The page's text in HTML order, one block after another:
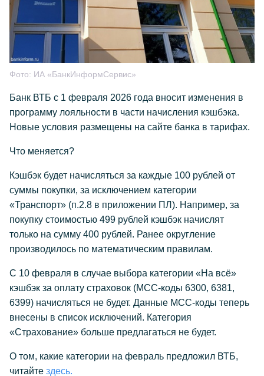
Фото: ИА «БанкИнформСервис»
Банк ВТБ с 1 февраля 2026 года вносит изменения в
программу лояльности в части начисления кэшбэка.
Новые условия размещены на сайте банка в тарифах.
Что меняется?
Кэшбэк будет начисляться за каждые 100 рублей от
суммы покупки, за исключением категории
«Транспорт» (п.2.8 в приложении ПЛ). Например, за
покупку стоимостью 499 рублей кэшбэк начислят
только на сумму 400 рублей. Ранее округление
производилось по математическим правилам.
С 10 февраля в случае выбора категории «На всё»
кэшбэк за оплату страховок (МСС-коды 6300, 6381,
6399) начисляться не будет. Данные МСС-коды теперь
внесены в список исключений. Категория
«Страхование» больше предлагаться не будет.
О том, какие категории на февраль предложил ВТБ,
читайте здесь.